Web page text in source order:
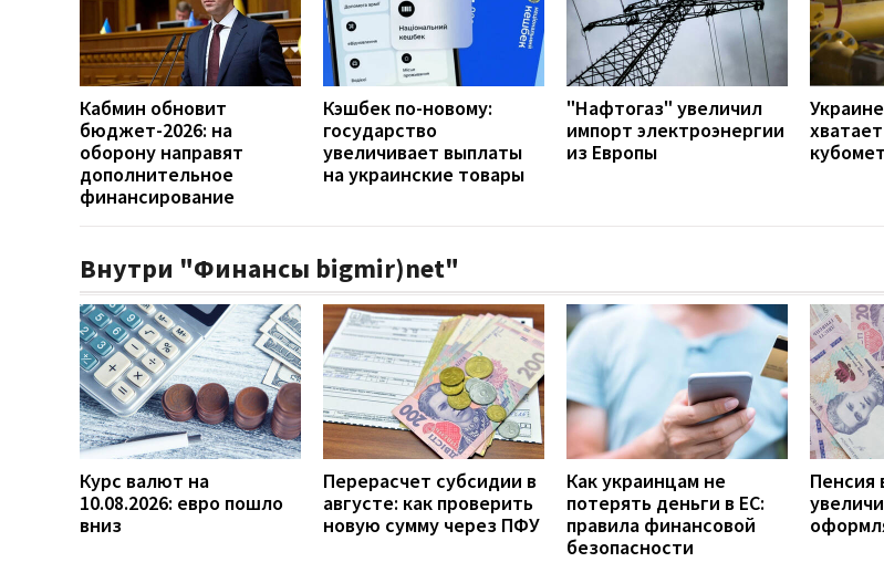
Кабмин обновит
бюджет-2026: на
оборону направят
дополнительное
финансирование
Кэшбек по-новому:
государство
увеличивает выплаты
на украинские товары
"Нафтогаз" увеличил
импорт электроэнергии
из Европы
Внутри "Финансы bigmir)net"
Курс валют на
10.08.2026: евро пошло
вниз
Перерасчет субсидии в
августе: как проверить
новую сумму через ПФУ
Как украинцам не
потерять деньги в ЕС:
правила финансовой
безопасности
Пенсия